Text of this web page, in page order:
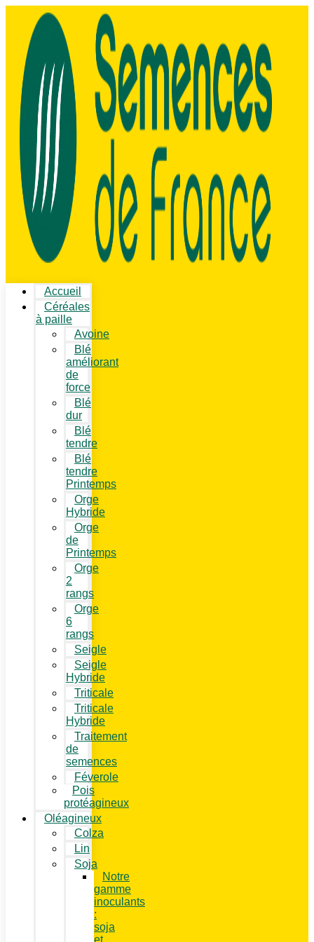
Accueil
Céréales
à paille
Avoine
Blé
améliorant
de
force
Blé
dur
Blé
tendre
Blé
tendre
Printemps
Orge
Hybride
Orge
de
Printemps
Orge
2
rangs
Orge
6
rangs
Seigle
Seigle
Hybride
Triticale
Triticale
Hybride
Traitement
de
semences
Féverole
Pois
protéagineux
Oléagineux
Colza
Lin
Soja
Notre
gamme
inoculants
:
soja
et